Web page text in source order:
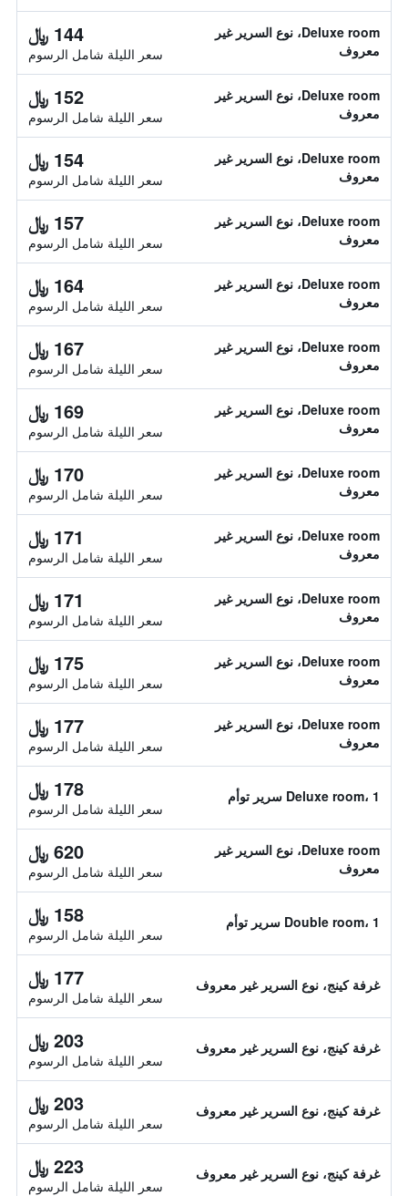
Deluxe room، نوع السرير غير
معروف
144 ﷼
سعر الليلة شامل الرسوم
Deluxe room، نوع السرير غير
معروف
152 ﷼
سعر الليلة شامل الرسوم
Deluxe room، نوع السرير غير
معروف
154 ﷼
سعر الليلة شامل الرسوم
Deluxe room، نوع السرير غير
معروف
157 ﷼
سعر الليلة شامل الرسوم
Deluxe room، نوع السرير غير
معروف
164 ﷼
سعر الليلة شامل الرسوم
Deluxe room، نوع السرير غير
معروف
167 ﷼
سعر الليلة شامل الرسوم
Deluxe room، نوع السرير غير
معروف
169 ﷼
سعر الليلة شامل الرسوم
Deluxe room، نوع السرير غير
معروف
170 ﷼
سعر الليلة شامل الرسوم
Deluxe room، نوع السرير غير
معروف
171 ﷼
سعر الليلة شامل الرسوم
Deluxe room، نوع السرير غير
معروف
171 ﷼
سعر الليلة شامل الرسوم
Deluxe room، نوع السرير غير
معروف
175 ﷼
سعر الليلة شامل الرسوم
Deluxe room، نوع السرير غير
معروف
177 ﷼
سعر الليلة شامل الرسوم
Deluxe room، 1 سرير توأم 178 ﷼
سعر الليلة شامل الرسوم
Deluxe room، نوع السرير غير
معروف
620 ﷼
سعر الليلة شامل الرسوم
Double room، 1 سرير توأم 158 ﷼
سعر الليلة شامل الرسوم
غرفة كينج، نوع السرير غير معروف 177 ﷼
سعر الليلة شامل الرسوم
غرفة كينج، نوع السرير غير معروف 203 ﷼
سعر الليلة شامل الرسوم
غرفة كينج، نوع السرير غير معروف 203 ﷼
سعر الليلة شامل الرسوم
غرفة كينج، نوع السرير غير معروف 223 ﷼
سعر الليلة شامل الرسوم